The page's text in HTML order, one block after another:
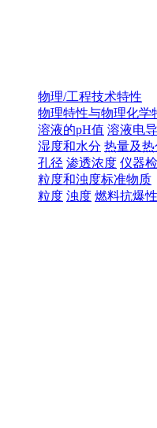
物理/工程技术特性
物理特性与物理化学
溶液的pH值 溶液电
湿度和水分 热量及
孔径 渗透浓度 仪器
粒度和浊度标准物质
粒度 浊度 燃料抗爆性